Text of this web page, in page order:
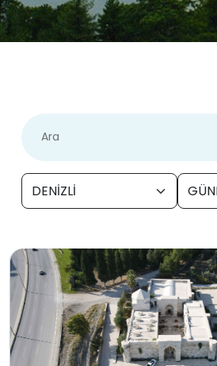
DENİZLİ